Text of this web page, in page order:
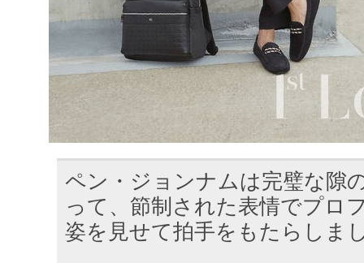
ペン・ジョンナムは完璧な隙
って、節制された表情でプロ
姿を見せて拍手をもたらしま